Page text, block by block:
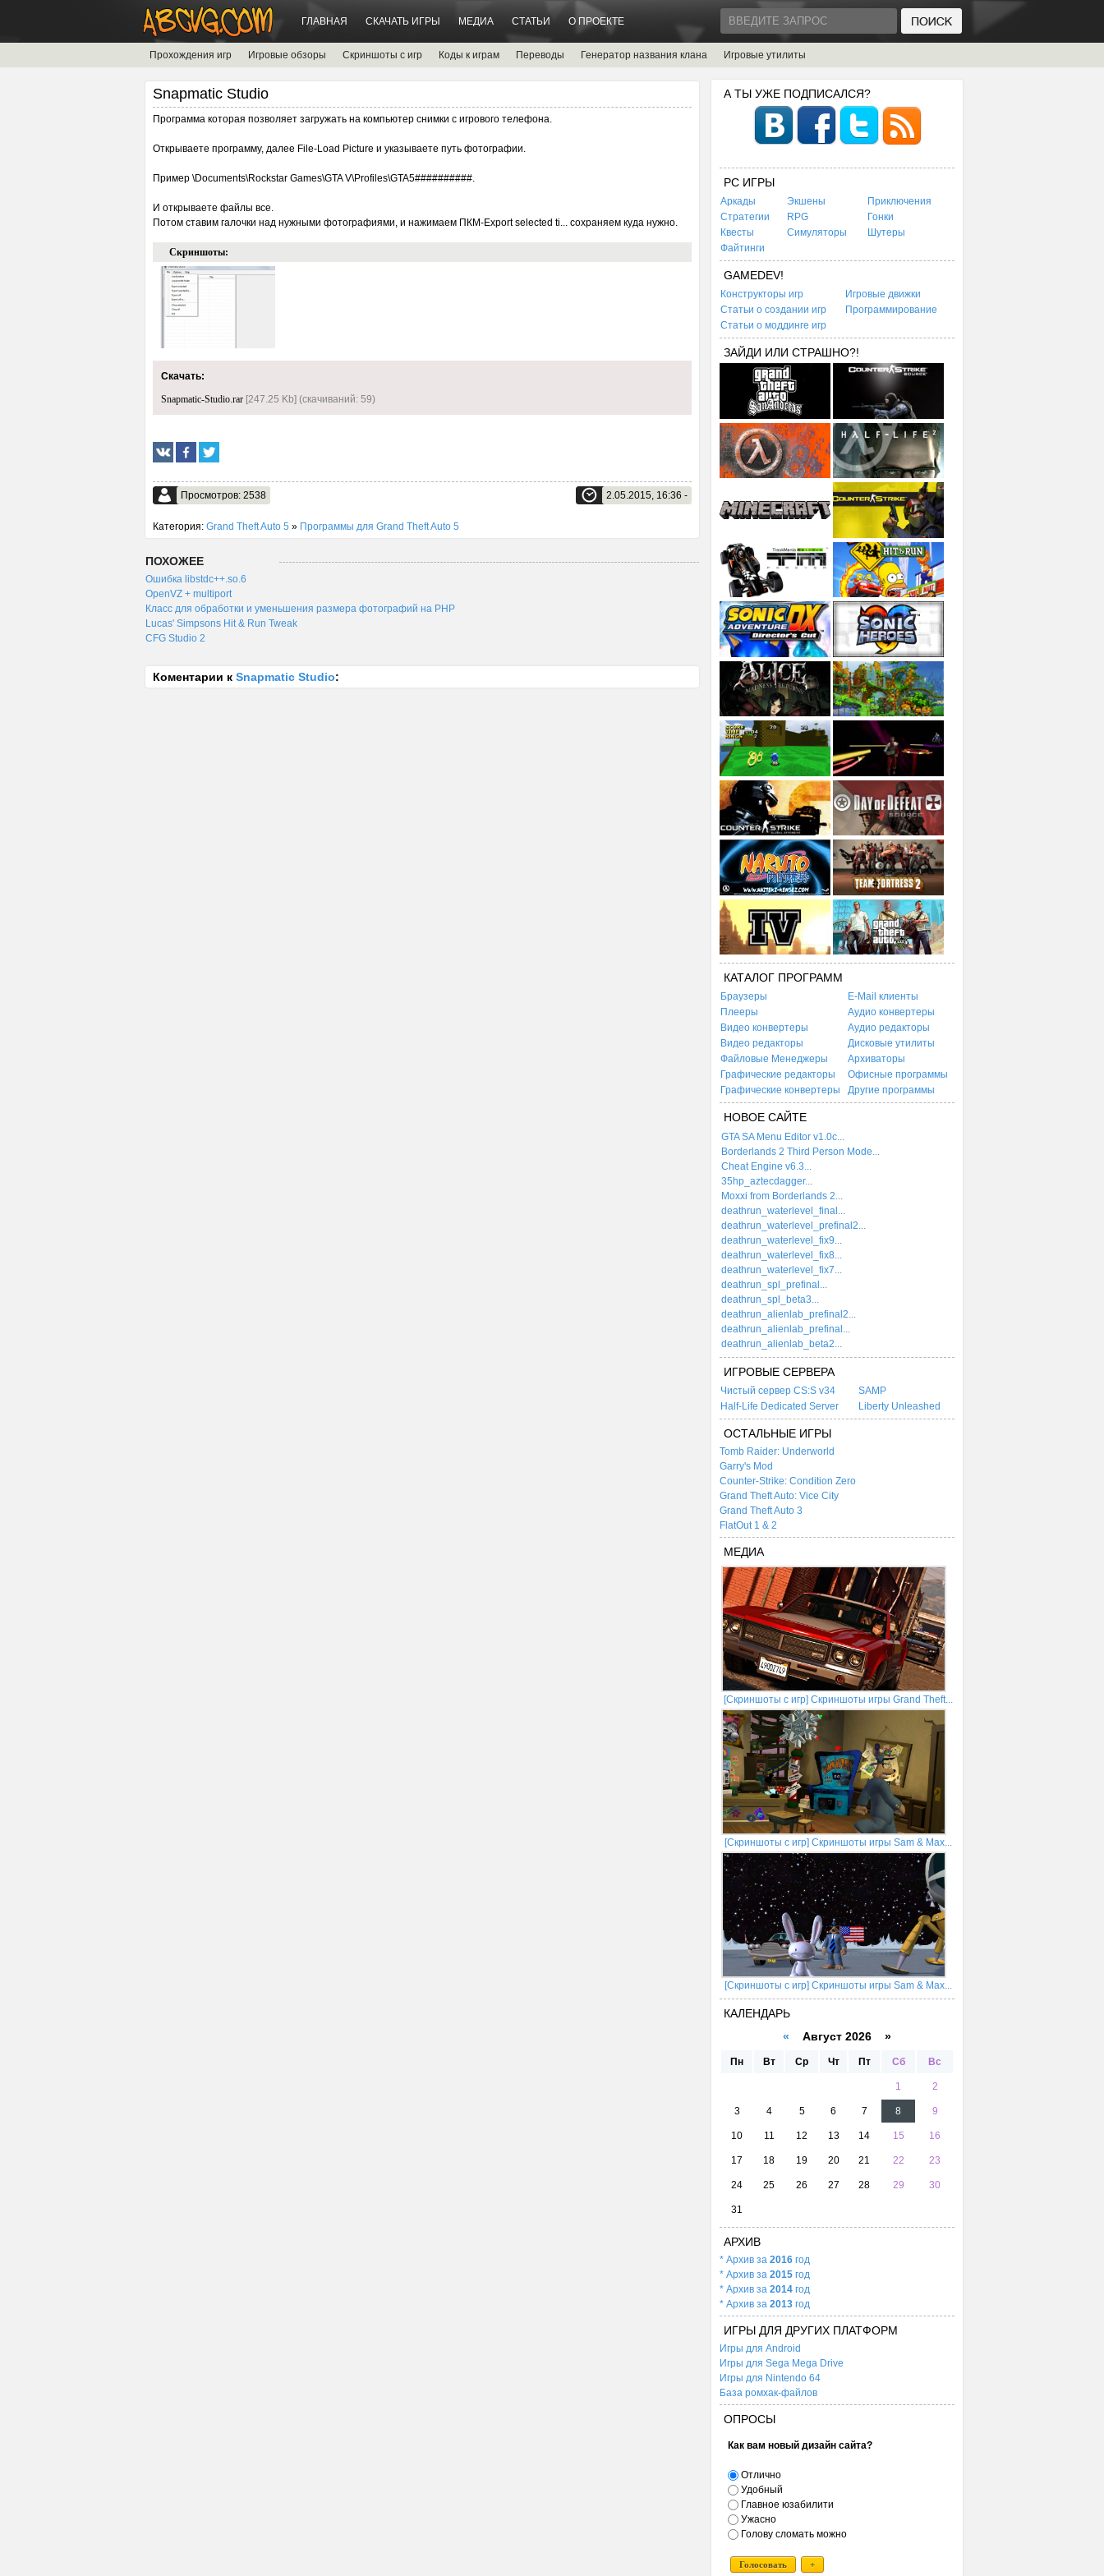
ГЛАВНАЯ СКАЧАТЬ ИГРЫ МЕДИА СТАТЬИ О ПРОЕКТЕ
Прохождения игр Игровые обзоры Скриншоты с игр Коды к играм Переводы Генератор названия клана Игровые утилиты
Snapmatic Studio
Программа которая позволяет загружать на компьютер снимки с игрового телефона.
Открываете программу, далее File-Load Picture и указываете путь фотографии.
Пример \Documents\Rockstar Games\GTA V\Profiles\GTA5##########.
И открываете файлы все.
Потом ставим галочки над нужными фотографиями, и нажимаем ПКМ-Export selected ti... сохраняем куда нужно.
Скриншоты:
Скачать:
Snapmatic-Studio.rar [247.25 Kb] (cкачиваний: 59)
Просмотров: 2538 2.05.2015, 16:36 -
Категория: Grand Theft Auto 5 » Программы для Grand Theft Auto 5
ПОХОЖЕЕ
Ошибка libstdc++.so.6
OpenVZ + multiport
Класс для обработки и уменьшения размера фотографий на PHP
Lucas' Simpsons Hit & Run Tweak
CFG Studio 2
Коментарии к Snapmatic Studio:
А ТЫ УЖЕ ПОДПИСАЛСЯ?
PC ИГРЫ
Аркады Экшены
Приключения
Стратегии
RPG
Гонки
Квесты
Симуляторы
Шутеры
Файтинги
GAMEDEV!
Конструкторы игр
Игровые движки
Статьи о создании игр
Программирование
Статьи о моддинге игр
ЗАЙДИ ИЛИ СТРАШНО?!
КАТАЛОГ ПРОГРАММ
Браузеры
E-Mail клиенты
Плееры
Аудио конвертеры
Видео конвертеры
Аудио редакторы
Видео редакторы
Дисковые утилиты
Файловые Менеджеры
Архиваторы
Графические редакторы
Офисные программы
Графические конвертеры
Другие программы
НОВОЕ САЙТЕ
GTA SA Menu Editor v1.0c...
Borderlands 2 Third Person Mode...
Cheat Engine v6.3...
35hp_aztecdagger...
Moxxi from Borderlands 2...
deathrun_waterlevel_final...
deathrun_waterlevel_prefinal2...
deathrun_waterlevel_fix9...
deathrun_waterlevel_fix8...
deathrun_waterlevel_fix7...
deathrun_spl_prefinal...
deathrun_spl_beta3...
deathrun_alienlab_prefinal2...
deathrun_alienlab_prefinal...
deathrun_alienlab_beta2...
ИГРОВЫЕ СЕРВЕРА
Чистый сервер CS:S v34
SAMP
Half-Life Dedicated Server
Liberty Unleashed
ОСТАЛЬНЫЕ ИГРЫ
Tomb Raider: Underworld
Garry's Mod
Counter-Strike: Condition Zero
Grand Theft Auto: Vice City
Grand Theft Auto 3
FlatOut 1 & 2
МЕДИА
[Скриншоты с игр] Скриншоты игры Grand Theft...
[Скриншоты с игр] Скриншоты игры Sam & Max...
[Скриншоты с игр] Скриншоты игры Sam & Max...
КАЛЕНДАРЬ
« Август 2026 »
Пн Вт Ср Чт Пт Сб Вс
1 2
3 4 5 6 7 8 9
10 11 12 13 14 15 16
17 18 19 20 21 22 23
24 25 26 27 28 29 30
31
АРХИВ
* Архив за 2016 год
* Архив за 2015 год
* Архив за 2014 год
* Архив за 2013 год
ИГРЫ ДЛЯ ДРУГИХ ПЛАТФОРМ
Игры для Android
Игры для Sega Mega Drive
Игры для Nintendo 64
База ромхак-файлов
ОПРОСЫ
Как вам новый дизайн сайта?
Отлично
Удобный
Главное юзабилити
Ужасно
Голову сломать можно
Голосовать +